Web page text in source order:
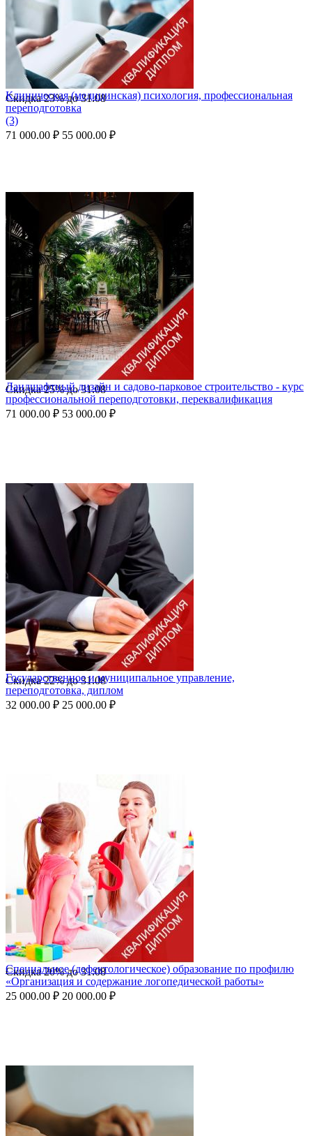
Скидка23%до31.08
Клиническая (медицинская) психология, профессиональная
переподготовка
(3)
71 000.00 ₽ 55 000.00 ₽
Скидка25%до31.08
Ландшафтный дизайн и садово-парковое строительство - курс
профессиональной переподготовки, переквалификация
71 000.00 ₽ 53 000.00 ₽
Скидка22%до31.08
Государственное и муниципальное управление,
переподготовка, диплом
32 000.00 ₽ 25 000.00 ₽
Скидка20%до31.08
Специальное (дефектологическое) образование по профилю
«Организация и содержание логопедической работы»
25 000.00 ₽ 20 000.00 ₽